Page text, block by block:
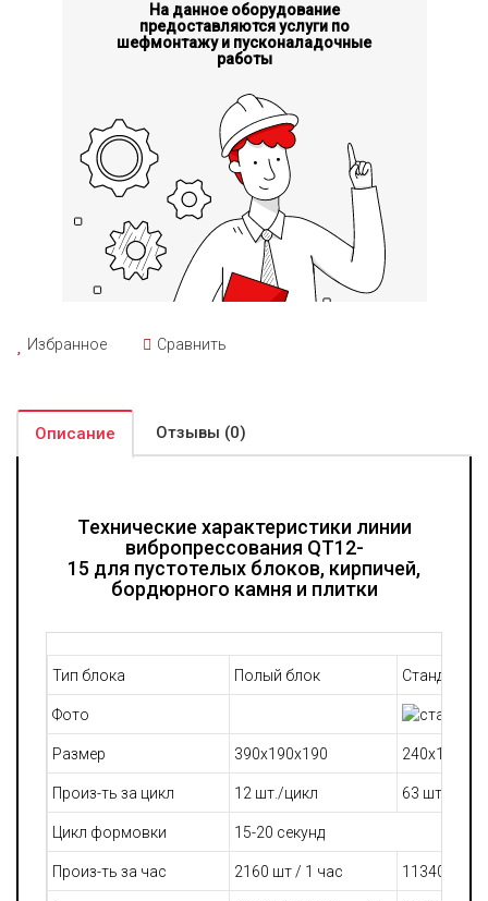
На данное оборудование
предоставляются услуги по
шефмонтажу и пусконаладочные
работы
Избранное Сравнить
Описание Отзывы (0)
Технические характеристики линии
вибропрессования QT12-
15 для пустотелых блоков, кирпичей,
бордюрного камня и плитки
Тип блока Полый блок
Фото
Размер 390x190x190 240x115x53
Произ-ть за цикл 12 шт./цикл 63 шт./цикл
Цикл формовки 15-20 секунд
Произ-ть за час 2160 шт / 1 час 11340 шт /